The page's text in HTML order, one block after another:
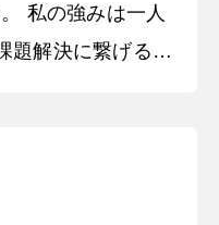
一層顧客に寄り添
と感じ、志望しま
人
題解決に繋げる実
当初、離職率が
た。私がバイトリ